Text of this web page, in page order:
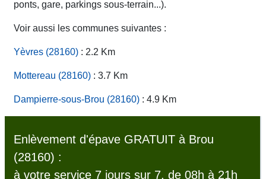
ponts, gare, parkings sous-terrain...).
Voir aussi les communes suivantes :
Yèvres (28160) : 2.2 Km
Mottereau (28160) : 3.7 Km
Dampierre-sous-Brou (28160) : 4.9 Km
Enlèvement d'épave GRATUIT à Brou
(28160) :
à votre service 7 jours sur 7, de 08h à 21h